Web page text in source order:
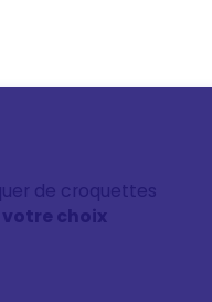
de croquettes
choix